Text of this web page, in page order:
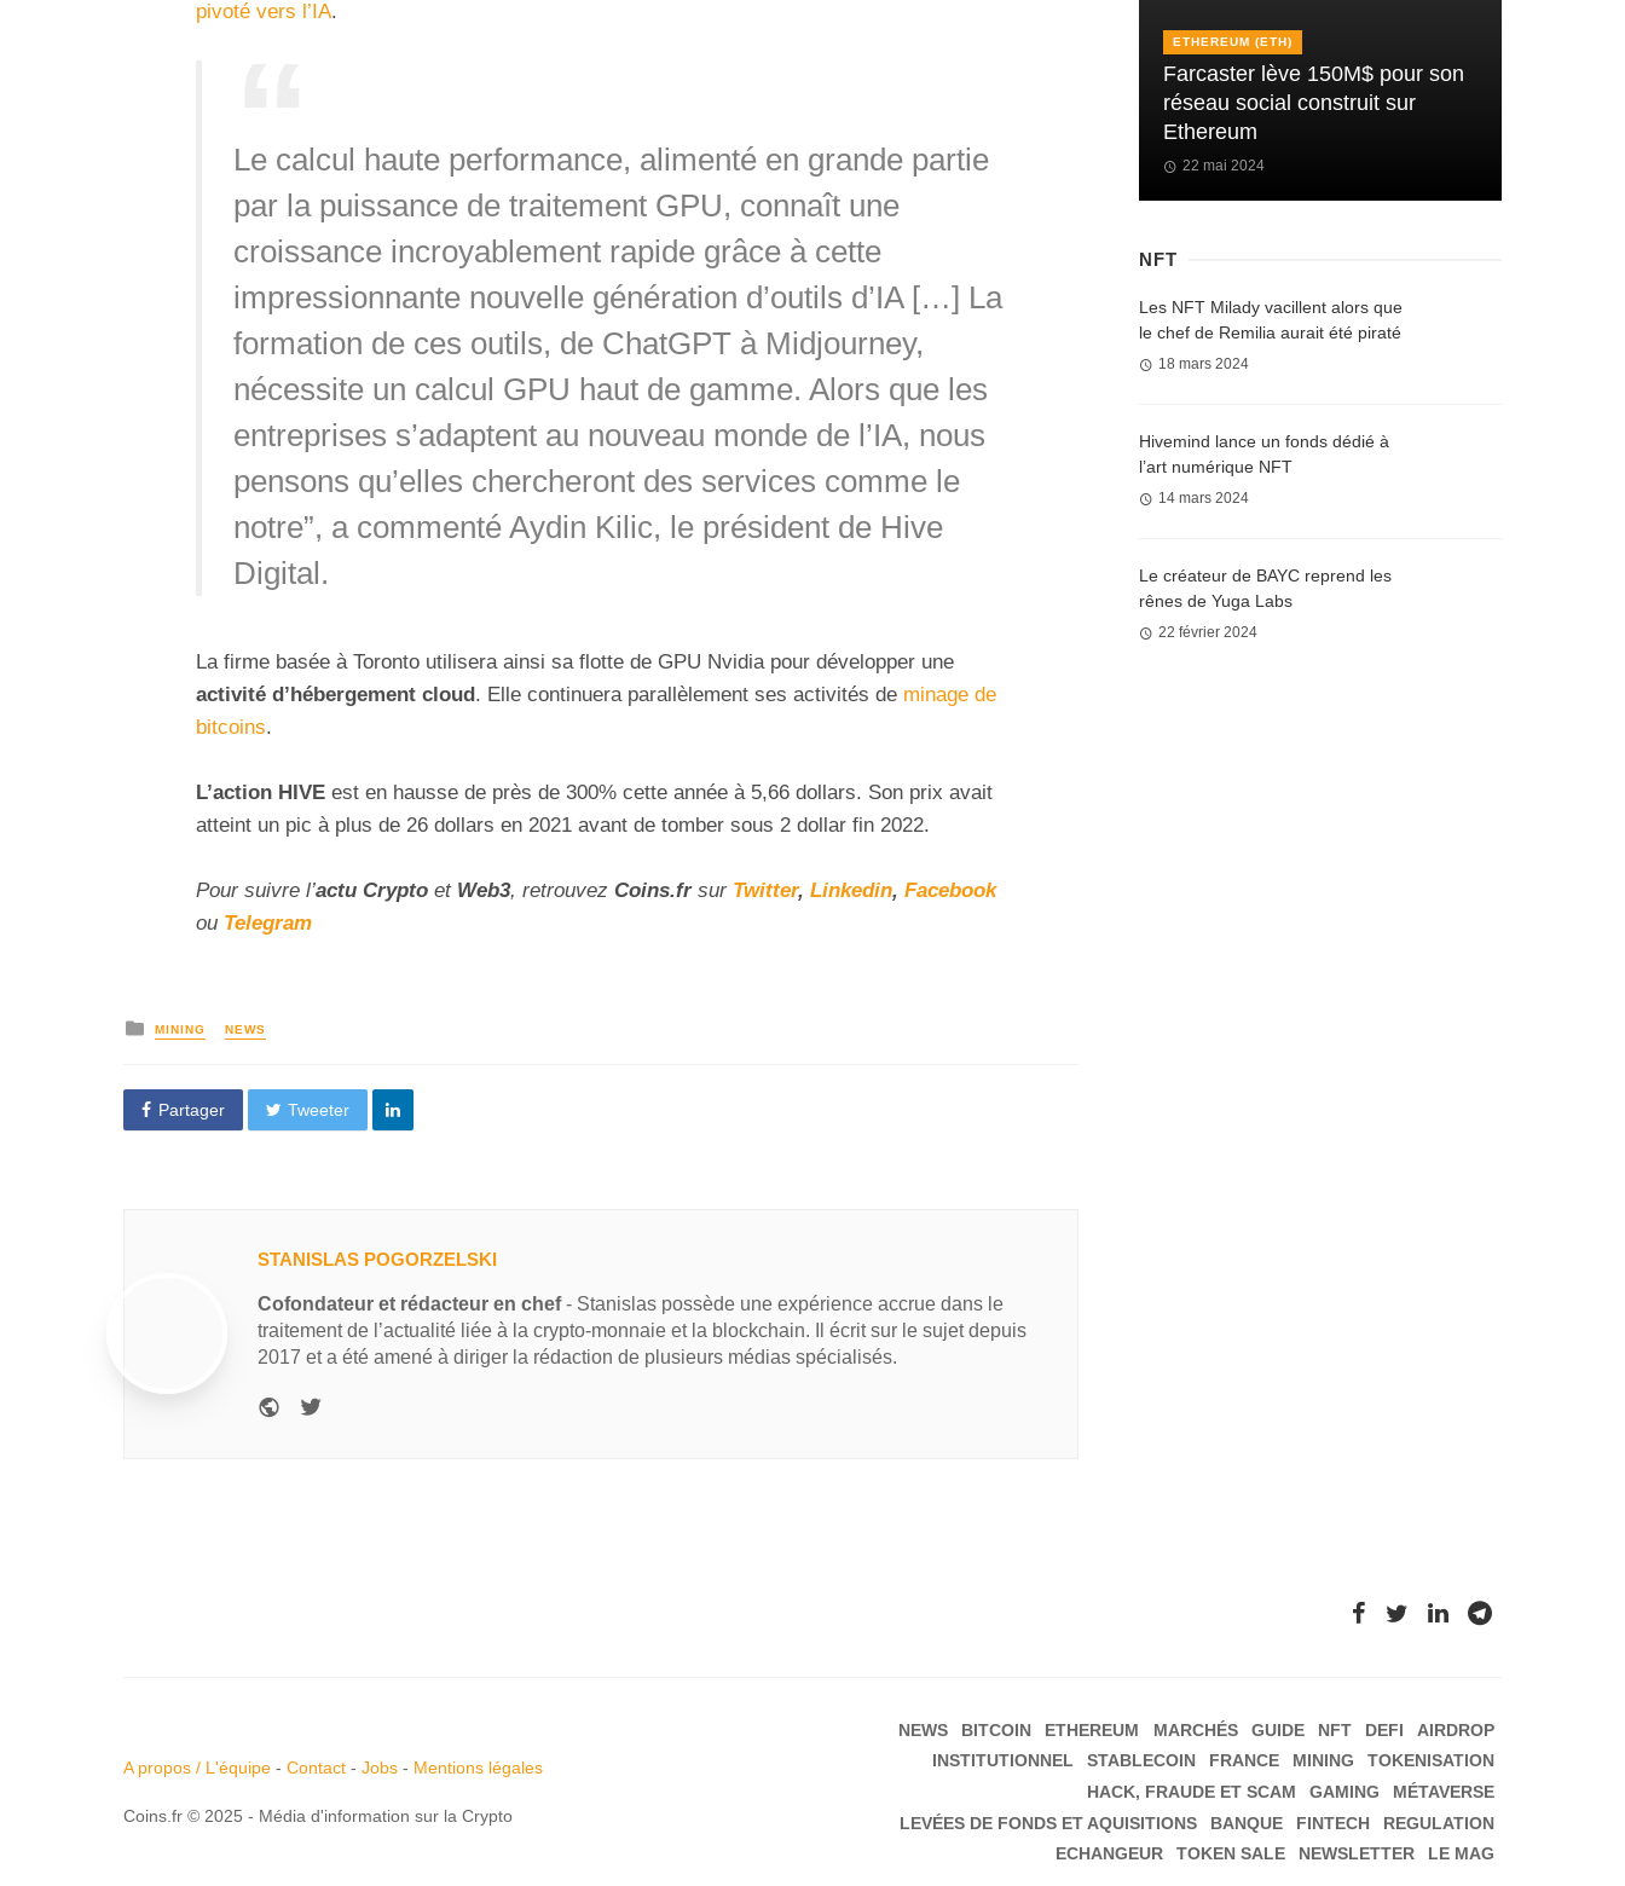
pivoté vers l’IA.
Le calcul haute performance, alimenté en grande partie
par la puissance de traitement GPU, connaît une
croissance incroyablement rapide grâce à cette
impressionnante nouvelle génération d’outils d’IA […] La
formation de ces outils, de ChatGPT à Midjourney,
nécessite un calcul GPU haut de gamme. Alors que les
entreprises s’adaptent au nouveau monde de l’IA, nous
pensons qu’elles chercheront des services comme le
notre”, a commenté Aydin Kilic, le président de Hive
Digital.
La firme basée à Toronto utilisera ainsi sa flotte de GPU Nvidia pour développer une
activité d’hébergement cloud. Elle continuera parallèlement ses activités de minage de
bitcoins.
L’action HIVE est en hausse de près de 300% cette année à 5,66 dollars. Son prix avait
atteint un pic à plus de 26 dollars en 2021 avant de tomber sous 2 dollar fin 2022.
Pour suivre l’actu Crypto et Web3, retrouvez Coins.fr sur Twitter, Linkedin, Facebook
ou Telegram
MINING NEWS
Partager Tweeter
STANISLAS POGORZELSKI
Cofondateur et rédacteur en chef- Stanislas possède une expérience accrue dans le
traitement de l’actualité liée à la crypto-monnaie et la blockchain. Il écrit sur le sujet depuis
2017 et a été amené à diriger la rédaction de plusieurs médias spécialisés.
ETHEREUM (ETH)
Farcaster lève 150M$ pour son
réseau social construit sur
Ethereum
22 mai 2024
NFT
Les NFT Milady vacillent alors que
le chef de Remilia aurait été piraté
18 mars 2024
Hivemind lance un fonds dédié à
l’art numérique NFT
14 mars 2024
Le créateur de BAYC reprend les
rênes de Yuga Labs
22 février 2024
A propos / L'équipe - Contact - Jobs - Mentions légales
Coins.fr © 2025 - Média d'information sur la Crypto
NEWS BITCOIN ETHEREUM MARCHÉS GUIDE NFT DEFI
AIRDROP
INSTITUTIONNEL
STABLECOIN FRANCE MINING
TOKENISATION
HACK, FRAUDE ET SCAM
GAMING
MÉTAVERSE
LEVÉES DE FONDS ET AQUISITIONS
BANQUE FINTECH
REGULATION
ECHANGEUR
TOKEN SALE NEWSLETTER LE MAG